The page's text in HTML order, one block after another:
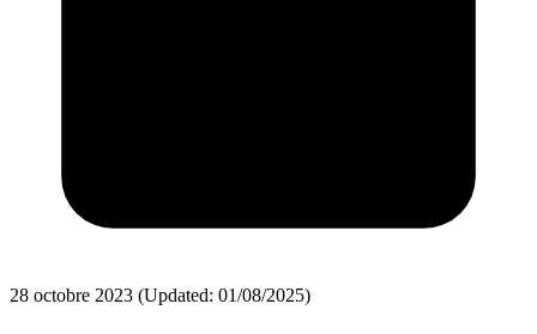
28 octobre 2023 (Updated: 01/08/2025)